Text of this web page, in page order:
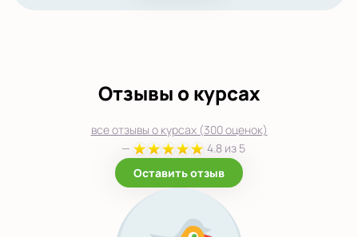
Отзывы о курсах
все отзывы о курсах (300 оценок)
—
4.8 из 5
Оставить отзыв